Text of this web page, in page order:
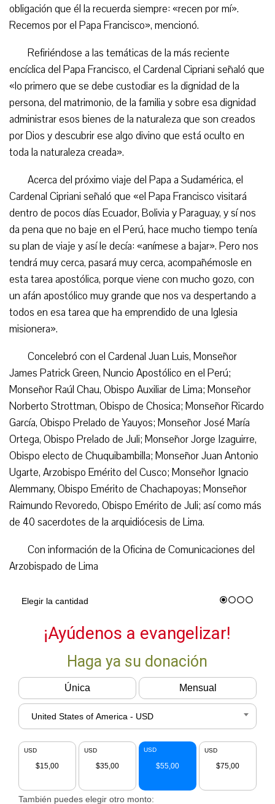
obligación que él la recuerda siempre: «recen por mí».
Recemos por el Papa Francisco», mencionó.
Refiriéndose a las temáticas de la más reciente
encíclica del Papa Francisco, el Cardenal Cipriani señaló que
«lo primero que se debe custodiar es la dignidad de la
persona, del matrimonio, de la familia y sobre esa dignidad
administrar esos bienes de la naturaleza que son creados
por Dios y descubrir ese algo divino que está oculto en
toda la naturaleza creada».
Acerca del próximo viaje del Papa a Sudamérica, el
Cardenal Cipriani señaló que «el Papa Francisco visitará
dentro de pocos días Ecuador, Bolivia y Paraguay, y sí nos
da pena que no baje en el Perú, hace mucho tiempo tenía
su plan de viaje y así le decía: «anímese a bajar». Pero nos
tendrá muy cerca, pasará muy cerca, acompañémosle en
esta tarea apostólica, porque viene con mucho gozo, con
un afán apostólico muy grande que nos va despertando a
todos en esa tarea que ha emprendido de una Iglesia
misionera».
Concelebró con el Cardenal Juan Luis, Monseñor
James Patrick Green, Nuncio Apostólico en el Perú;
Monseñor Raúl Chau, Obispo Auxiliar de Lima; Monseñor
Norberto Strottman, Obispo de Chosica; Monseñor Ricardo
García, Obispo Prelado de Yauyos; Monseñor José María
Ortega, Obispo Prelado de Juli; Monseñor Jorge Izaguirre,
Obispo electo de Chuquibambilla; Monseñor Juan Antonio
Ugarte, Arzobispo Emérito del Cusco; Monseñor Ignacio
Alemmany, Obispo Emérito de Chachapoyas; Monseñor
Raimundo Revoredo, Obispo Emérito de Juli; así como más
de 40 sacerdotes de la arquidiócesis de Lima.
Con información de la Oficina de Comunicaciones del
Arzobispado de Lima